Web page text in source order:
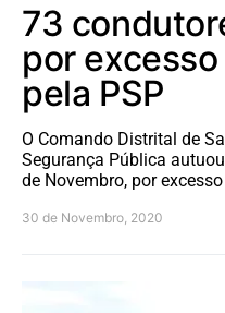
73
por
pela PSP
O Comando Distrital de
Segurança Pública
de Novembro, por
30 de Novembro, 2020